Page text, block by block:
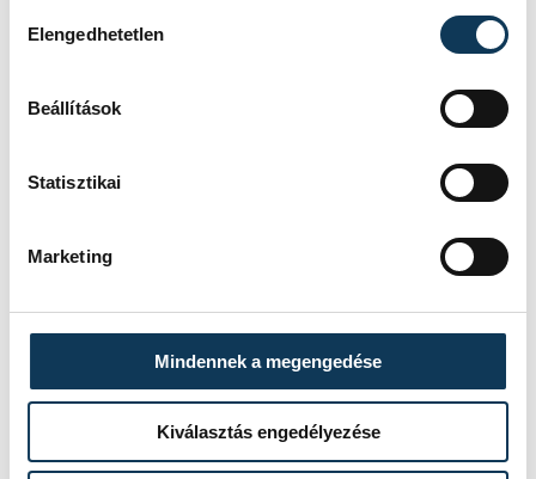
Elengedhetetlen
Beállítások
Statisztikai
Marketing
Mindennek a megengedése
Kiválasztás engedélyezése
TOVÁBBI CIKKEK
KÖZÉRDEKŰ
forgalomkorlátozás a
Jókai utcában
KÖZÉRDEKŰ